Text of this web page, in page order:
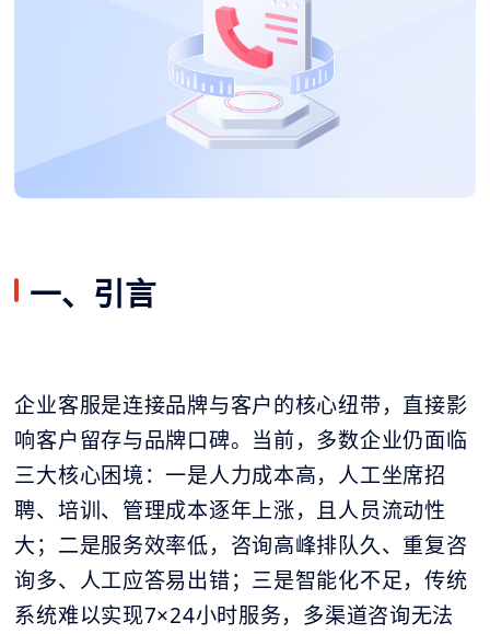
一、引言
企业客服是连接品牌与客户的核心纽带，直接影
响客户留存与品牌口碑。当前，多数企业仍面临
三大核心困境：一是人力成本高，人工坐席招
聘、培训、管理成本逐年上涨，且人员流动性
大；二是服务效率低，咨询高峰排队久、重复咨
询多、人工应答易出错；三是智能化不足，传统
系统难以实现7×24小时服务，多渠道咨询无法